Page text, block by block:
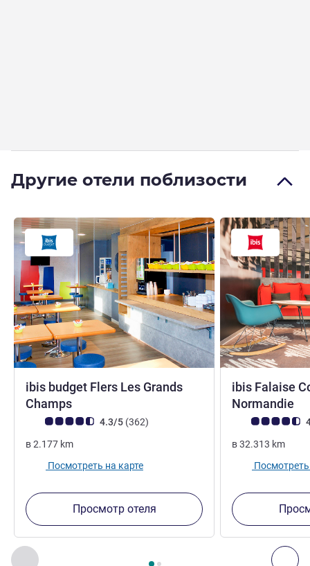
Другие отели поблизости
Назад - Другие отели поблизости
Страница , Другие отели поблизости 1 :, Другие
ibis budget Flers Les Grands
Champs
Примечание: отзывы клиентов (Рейтинг ALL)
4.3/5 (362Отзывов
)
в2.177 km
Посмотреть на карте
Просмотр отеля
ibis Falaise
Normandie
Примечание:
в32.313 km
Посмотреть